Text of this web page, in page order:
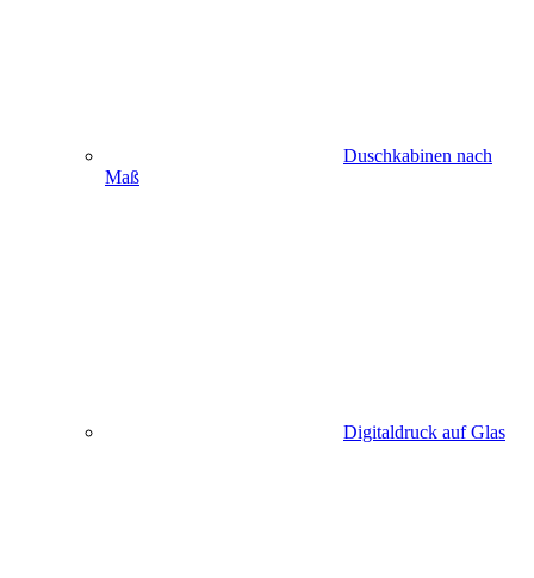
Duschkabinen nach
Maß
Digitaldruck auf Glas